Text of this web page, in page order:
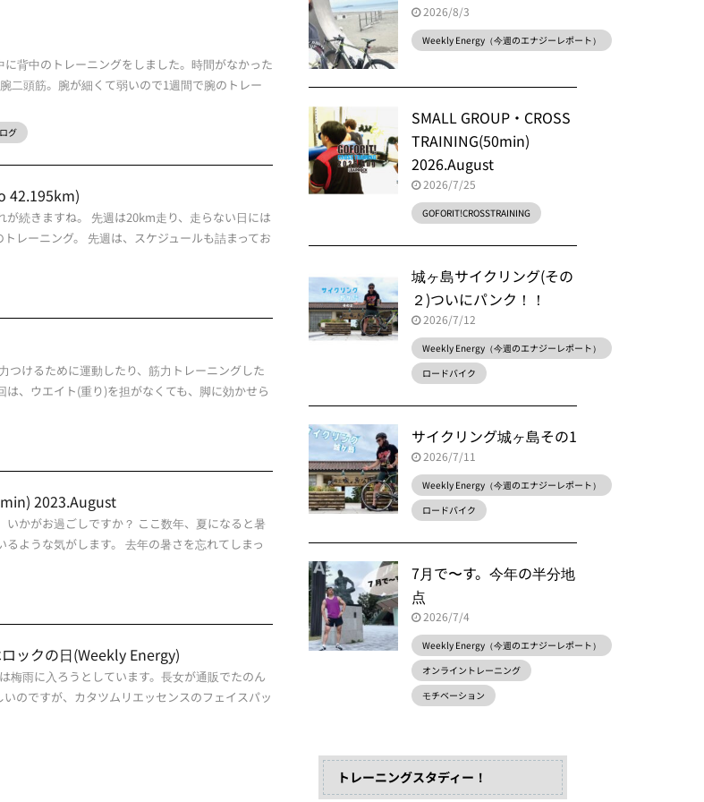
背中のトレーニングをしました。時間がなかった
二頭筋。腕が細くて弱いので1週間で腕のトレー
グ
42.195km)
続きますね。 先週は20km走り、走らない日には
レーニング。 先週は、スケジュールも詰まってお
つけるために運動したり、筋力トレーニングした
、ウエイト(重り)を担がなくても、脚に効かせら
2023.August
かがお過ごしですか？ ここ数年、夏になると暑
ような気がします。 去年の暑さを忘れてしまっ
ックの日(Weekly Energy)
梅雨に入ろうとしています。長女が通販でたのん
のですが、カタツムリエッセンスのフェイスパッ
2026/8/3
Weekly Energy（今週のエナジーレポート）
SMALL GROUP・CROSS
TRAINING(50min)
2026.August
2026/7/25
GOFORIT!CROSSTRAINING
城ヶ島サイクリング(その
２)ついにパンク！！
2026/7/12
Weekly Energy（今週のエナジーレポート）
ロードバイク
サイクリング城ヶ島その1
2026/7/11
Weekly Energy（今週のエナジーレポート）
ロードバイク
7月で〜す。今年の半分地
点
2026/7/4
Weekly Energy（今週のエナジーレポート）
オンライントレーニング
モチベーション
トレーニングスタディー！